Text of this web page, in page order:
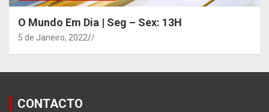
O Mundo Em Dia | Seg – Sex: 13H
5 de Janeiro, 2022 /
CONTACTO